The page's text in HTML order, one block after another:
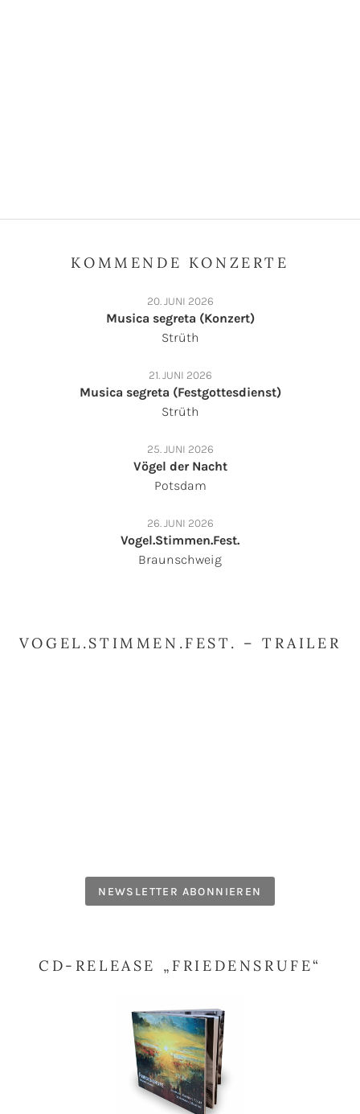
KOMMENDE KONZERTE
Musica segreta (Konzert)
Strüth
20. JUNI 2026
Musica segreta (Festgottesdienst)
Strüth
21. JUNI 2026
Vögel der Nacht
Potsdam
25. JUNI 2026
Vogel.Stimmen.Fest.
Braunschweig
26. JUNI 2026
VOGEL.STIMMEN.FEST. – TRAILER
NEWSLETTER ABONNIEREN
CD-RELEASE „FRIEDENSRUFE“